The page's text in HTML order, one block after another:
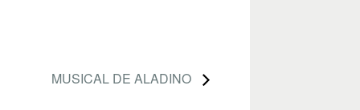
MUSICAL DE ALADINO